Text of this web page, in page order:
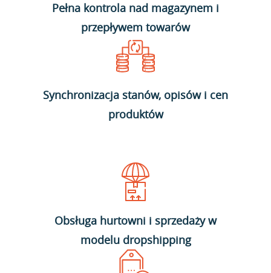
Pełna kontrola nad magazynem i
przepływem towarów
Synchronizacja stanów, opisów i cen
produktów
Obsługa hurtowni i sprzedaży w
modelu dropshipping